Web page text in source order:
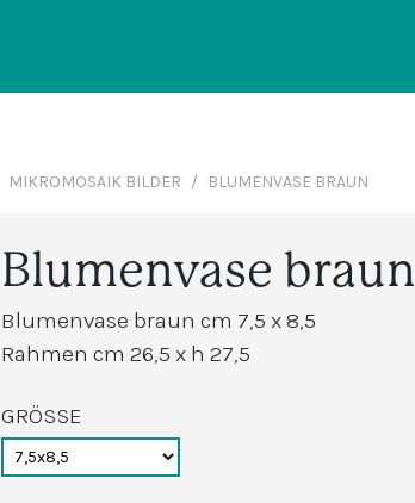
MIKROMOSAIK BILDER BLUMENVASE BRAUN
Blumenvase braun
Blumenvase braun cm 7,5 x 8,5
Rahmen cm 26,5 x h 27,5
GRÖSSE